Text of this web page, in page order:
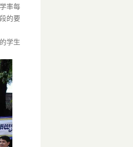
率每
的要
学生